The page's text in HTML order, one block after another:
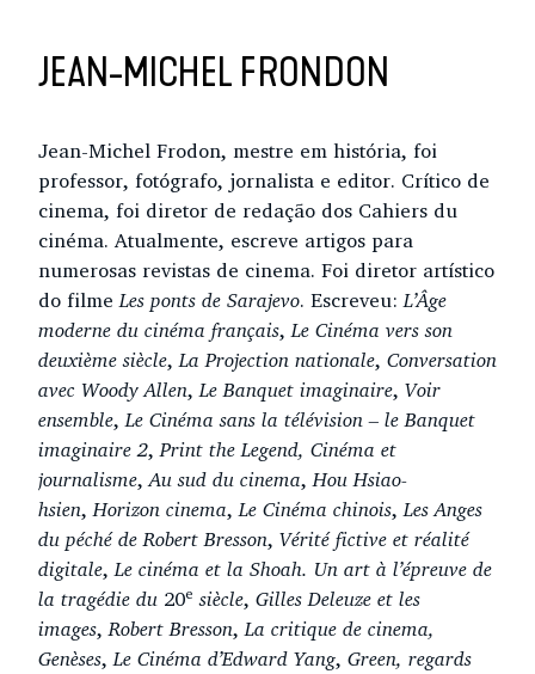
JEAN-MICHEL FRONDON
Jean-Michel Frodon, mestre em história, foi
professor, fotógrafo, jornalista e editor. Crítico de
cinema, foi diretor de redação dos Cahiers du
cinéma. Atualmente, escreve artigos para
numerosas revistas de cinema. Foi diretor artístico
do filme Les ponts de Sarajevo. Escreveu: L’Âge
moderne du cinéma français, Le Cinéma vers son
deuxième siècle, La Projection nationale, Conversation
avec Woody Allen, Le Banquet imaginaire, Voir
ensemble, Le Cinéma sans la télévision – le Banquet
imaginaire 2, Print the Legend, Cinéma et
journalisme, Au sud du cinema, Hou Hsiao-
hsien, Horizon cinema, Le Cinéma chinois, Les Anges
du péché de Robert Bresson, Vérité fictive et réalité
digitale, Le cinéma et la Shoah. Un art à l’épreuve de
la tragédie du 20e siècle, Gilles Deleuze et les
images, Robert Bresson, La critique de cinema,
Genèses, Le Cinéma d’Edward Yang, Green, regards